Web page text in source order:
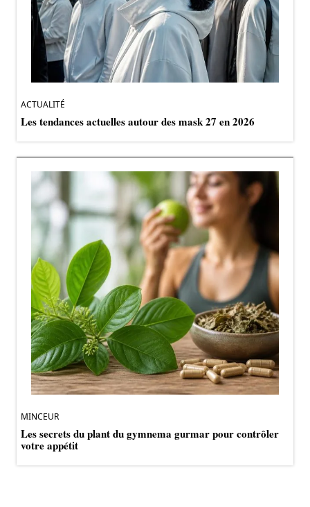
ACTUALITÉ
Les tendances actuelles autour des mask 27 en 2026
MINCEUR
Les secrets du plant du gymnema gurmar pour contrôler
votre appétit